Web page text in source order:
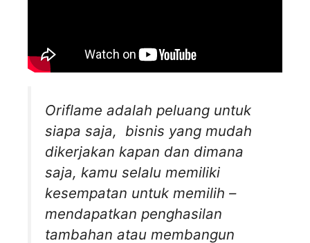
Oriflame adalah peluang untuk
siapa saja, bisnis yang mudah
dikerjakan kapan dan dimana
saja, kamu selalu memiliki
kesempatan untuk memilih –
mendapatkan penghasilan
tambahan atau membangun